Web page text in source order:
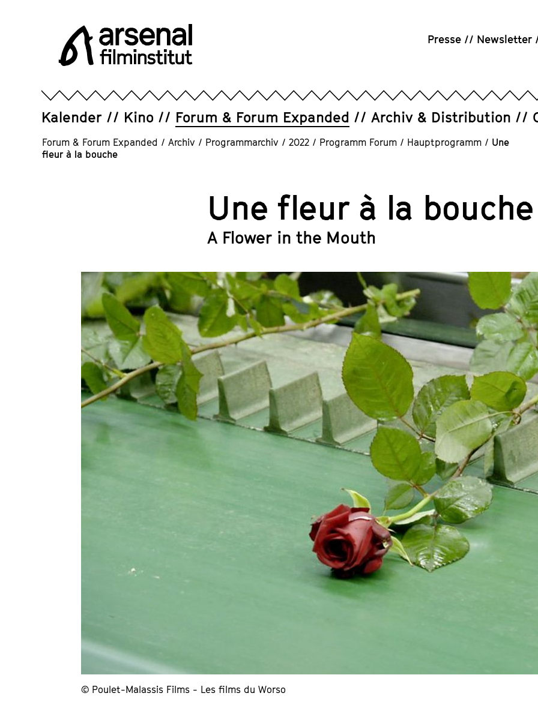
Filminstitut
Presse Newsletter
Kalender Kino Forum & Forum Expanded Archiv & Distribution
Forum & Forum Expanded / Archiv / Programmarchiv / 2022 / Programm Forum / Hauptprogramm / Une
fleur à la bouche
Une fleur à la bouche
A Flower in the Mouth
© Poulet-Malassis Films - Les films du Worso